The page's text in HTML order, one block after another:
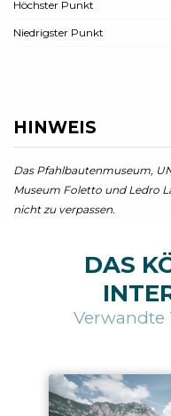
Höchster Punkt
Niedrigster Punkt
HINWEIS
Das Pfahlbautenmuseum,
Museum Foletto und Ledro
nicht zu verpassen.
DAS
Verwandte